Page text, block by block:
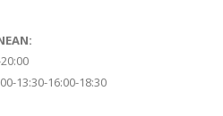
13:30-16:00-18:30